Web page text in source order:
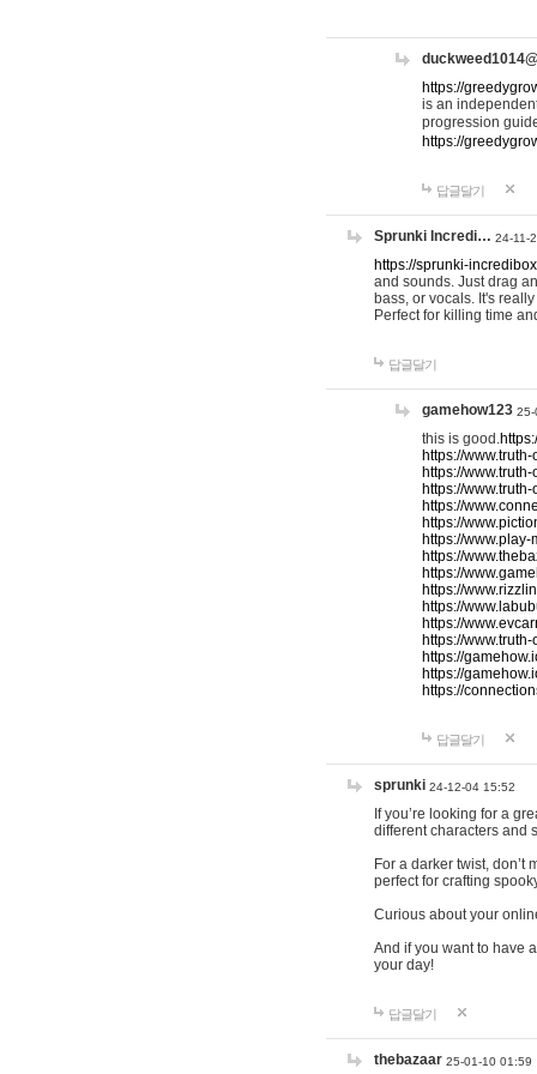
https://
is an
progression
https://
답글달기
Sprunki Incredi… 24-11-
https://sprunki-
and sounds. Just drag
bass, or vocals. It's
Perfect for killing time
답글달기
gamehow123 25-
this is good.
https://
https://
https://
https://
https://
https://
https://
https://
https://
https://
https://
https://
https://
https://
https://
답글달기
sprunki 24-12-04 15:52
If you’re looking for a
different characters and
For a darker twist, don’t
perfect for crafting
Curious about your
And if you want to have
your day!
답글달기
thebazaar 25-01-10 01:59